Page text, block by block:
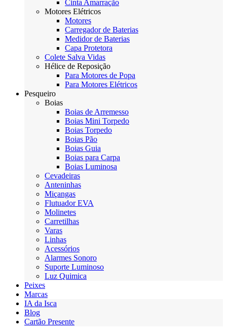
Cinta Amarração
Motores Elétricos
Motores
Carregador de Baterias
Medidor de Baterias
Capa Protetora
Colete Salva Vidas
Hélice de Reposição
Para Motores de Popa
Para Motores Elétricos
Pesqueiro
Boias
Boias de Arremesso
Boias Mini Torpedo
Boias Torpedo
Boias Pão
Boias Guia
Boias para Carpa
Boias Luminosa
Cevadeiras
Anteninhas
Miçangas
Flutuador EVA
Molinetes
Carretilhas
Varas
Linhas
Acessórios
Alarmes Sonoro
Suporte Luminoso
Luz Quimica
Peixes
Marcas
IA da Isca
Blog
Cartão Presente